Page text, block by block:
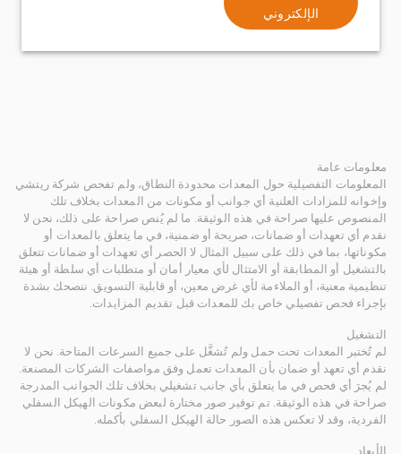
الإلكتروني
معلومات عامة
المعلومات التفصيلية حول المعدات محدودة النطاق، ولم تفحص شركة ريتشي
وإخوانه للمزادات العلنية أي جوانب أو مكونات من المعدات بخلاف تلك
المنصوص عليها صراحة في هذه الوثيقة. ما لم يُنص صراحة على ذلك، نحن لا
نقدم أي تعهدات أو ضمانات، صريحة أو ضمنية، في ما يتعلق بالمعدات أو
مكوناتها، بما في ذلك على سبيل المثال لا الحصر أي تعهدات أو ضمانات تتعلق
بالتشغيل أو المطابقة أو الامتثال لأي معيار أمان أو متطلبات أي سلطة أو هيئة
تنظيمية معنية، أو الملاءمة لأي غرض معين، أو قابلية التسويق. ننصحك بشدة
بإجراء فحص تفصيلي خاص بك للمعدات قبل تقديم المزايدات.
التشغيل
لم تُختبر المعدات تحت حمل ولم تُشغَّل على جميع السرعات المتاحة. نحن لا
نقدم أي تعهد أو ضمان بأن المعدات تعمل وفق مواصفات الشركات المصنعة.
لم يُجرَ أي فحص في ما يتعلق بأي جانب تشغيلي بخلاف تلك الجوانب المدرجة
صراحة في هذه الوثيقة. تم توفير صور مختارة لبعض مكونات الهيكل السفلي
الفردية، وقد لا تعكس هذه الصور حالة الهيكل السفلي بأكمله.
الأبعاد